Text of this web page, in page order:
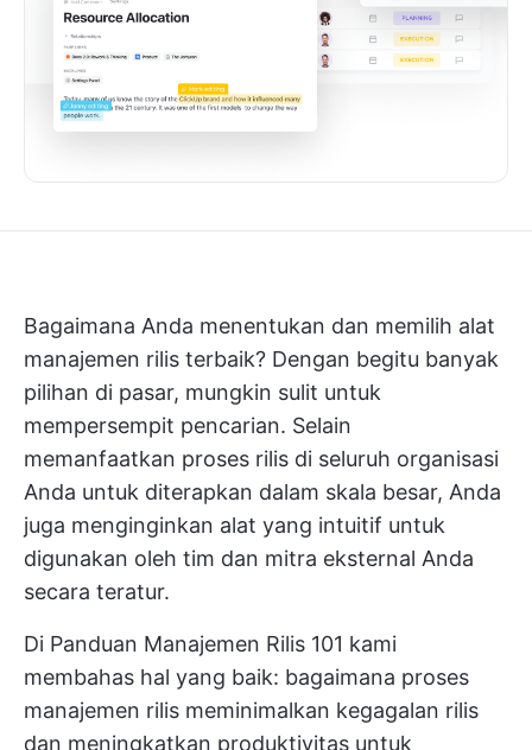
Bagaimana Anda menentukan dan memilih alat
manajemen rilis terbaik? Dengan begitu banyak
pilihan di pasar, mungkin sulit untuk
mempersempit pencarian. Selain
memanfaatkan proses rilis di seluruh organisasi
Anda untuk diterapkan dalam skala besar, Anda
juga menginginkan alat yang intuitif untuk
digunakan oleh tim dan mitra eksternal Anda
secara teratur.
Di Panduan Manajemen Rilis 101 kami
membahas hal yang baik: bagaimana proses
manajemen rilis meminimalkan kegagalan rilis
dan meningkatkan produktivitas untuk